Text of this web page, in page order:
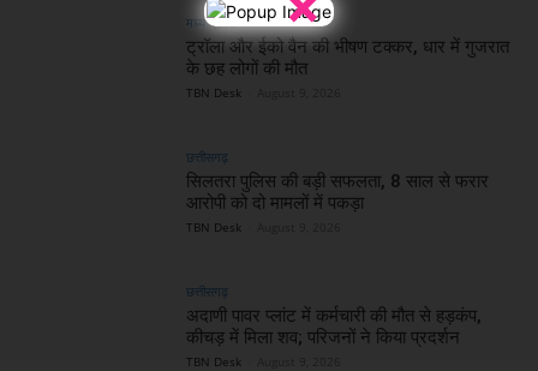
मध्य प्रदेश
ट्रॉला और ईको वैन की भीषण टक्कर, धार में गुजरात
के छह लोगों की मौत
TBN Desk
छत्तीसगढ़
सिलतरा पुलिस की बड़ी सफलता, 8 साल से फरार
आरोपी को दो मामलों में पकड़ा
TBN Desk
छत्तीसगढ़
अदाणी पावर प्लांट में कर्मचारी की मौत से हड़कंप,
कीचड़ में मिला शव; परिजनों ने किया प्रदर्शन
TBN Desk